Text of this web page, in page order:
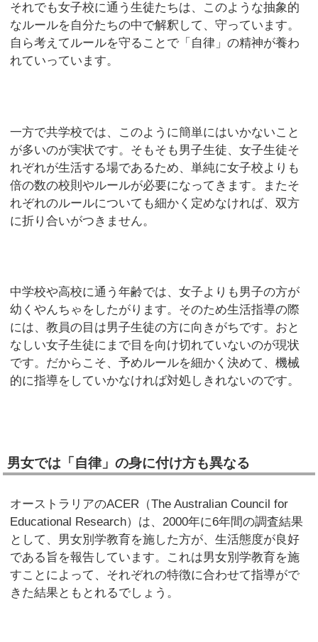
それでも女子校に通う生徒たちは、このような抽象的
なルールを自分たちの中で解釈して、守っています。
自ら考えてルールを守ることで「自律」の精神が養わ
れていっています。
一方で共学校では、このように簡単にはいかないこと
が多いのが実状です。そもそも男子生徒、女子生徒そ
れぞれが生活する場であるため、単純に女子校よりも
倍の数の校則やルールが必要になってきます。またそ
れぞれのルールについても細かく定めなければ、双方
に折り合いがつきません。
中学校や高校に通う年齢では、女子よりも男子の方が
幼くやんちゃをしたがります。そのため生活指導の際
には、教員の目は男子生徒の方に向きがちです。おと
なしい女子生徒にまで目を向け切れていないのが現状
です。だからこそ、予めルールを細かく決めて、機械
的に指導をしていかなければ対処しきれないのです。
男女では「自律」の身に付け方も異なる
オーストラリアのACER（The Australian Council for
Educational Research）は、2000年に6年間の調査結果
として、男女別学教育を施した方が、生活態度が良好
である旨を報告しています。これは男女別学教育を施
すことによって、それぞれの特徴に合わせて指導がで
きた結果ともとれるでしょう。